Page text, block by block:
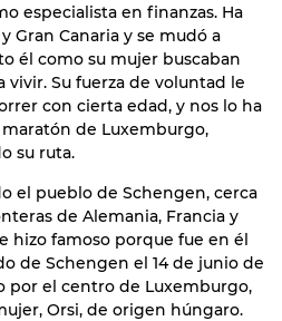
especialista en finanzas. Ha
Gran Canaria y se mudó a
él como su mujer buscaban
vivir. Su fuerza de voluntad le
con cierta edad, y nos lo ha
de Luxemburgo,
su ruta.
el pueblo de Schengen, cerca
de Alemania, Francia y
hizo famoso porque fue en él
de Schengen el 14 de junio de
por el centro de Luxemburgo,
Orsi, de origen húngaro.